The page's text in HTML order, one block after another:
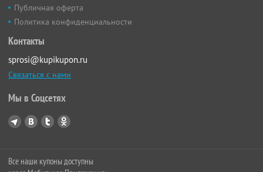
Публичная оферта
Политика конфиденциальности
Контакты
sprosi@kupikupon.ru
Связаться с нами
Мы в Соцсетях
Все наши купоны доступны